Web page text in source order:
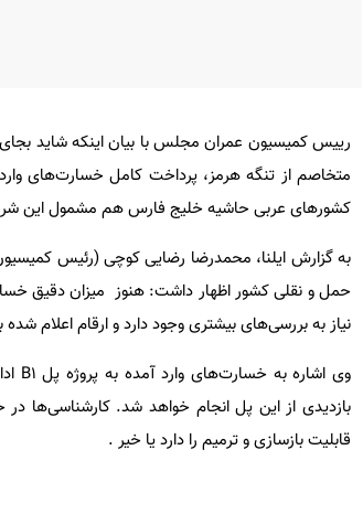
متخاصم از تنگه هرمز، پرداخت کامل خسارت‌های
کشورهای عربی حاشیه خلیج فارس هم مشمول این
به گزارش ایلنا، محمدرضا رضایی کوچی (رئیس
حمل و نقلی کشور اظهار داشت: هنوز میزان دقیق
نیاز به بررسی‌های بیشتری وجود دارد و ارقام اعلام
بازدیدی از این پل انجام خواهد شد. کارشناسی‌ها
قابلیت بازسازی و ترمیم را دارد یا خیر .